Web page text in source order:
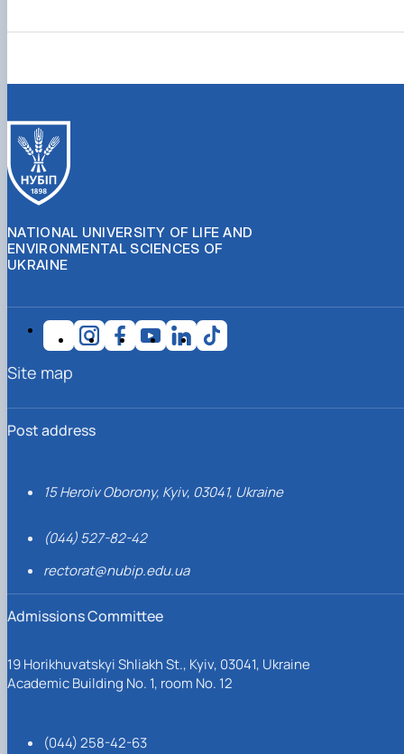
NATIONAL UNIVERSITY OF LIFE AND
ENVIRONMENTAL SCIENCES OF
UKRAINE
Post address
15 Heroiv Oborony, Kyiv, 03041, Ukraine
(044) 527-82-42
rectorat@nubip.edu.ua
Admissions Committee
19 Horikhuvatskyi Shliakh St., Kyiv, 03041, Ukraine
Academic Building No. 1, room No. 12
(044) 258-42-63
Site map